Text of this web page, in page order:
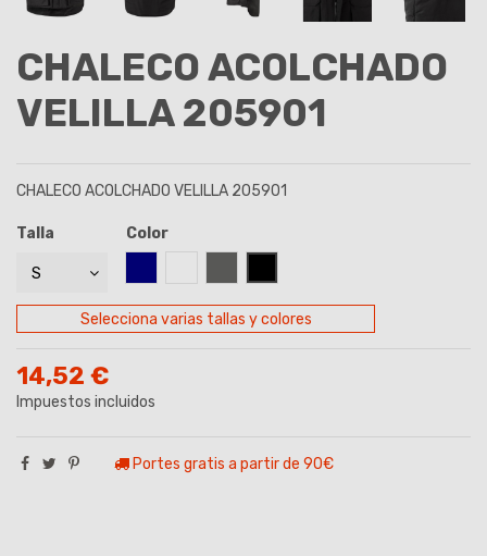
CHALECO ACOLCHADO
VELILLA 205901
CHALECO ACOLCHADO VELILLA 205901
Talla
Color
Selecciona varias tallas y colores
14,52 €
Impuestos incluidos
Portes gratis a partir de 90€